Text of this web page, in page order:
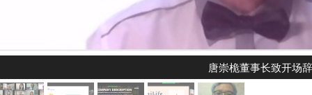
唐崇桅董事长致开场辞